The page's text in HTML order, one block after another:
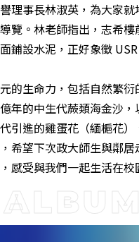
理事長林淑英，為大家就
覽。林老師指出，志希樓
鋪設水泥，正好象徵
的生命力，包括自然繁衍
年的中生代蕨類海金沙，
引進的雞蛋花（緬梔花）
希望下次政大師生與鄰
感受與我們一起生活在